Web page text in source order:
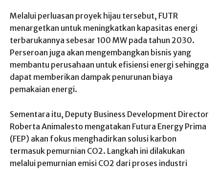
Melalui perluasan proyek hijau tersebut, FUTR
menargetkan untuk meningkatkan kapasitas energi
terbarukannya sebesar 100 MW pada tahun 2030.
Perseroan juga akan mengembangkan bisnis yang
membantu perusahaan untuk efisiensi energi sehingga
dapat memberikan dampak penurunan biaya
pemakaian energi.
Sementara itu, Deputy Business Development Director
Roberta Animalesto mengatakan Futura Energy Prima
(FEP) akan fokus menghadirkan solusi karbon
termasuk pemurnian CO2. Langkah ini dilakukan
melalui pemurnian emisi CO2 dari proses industri